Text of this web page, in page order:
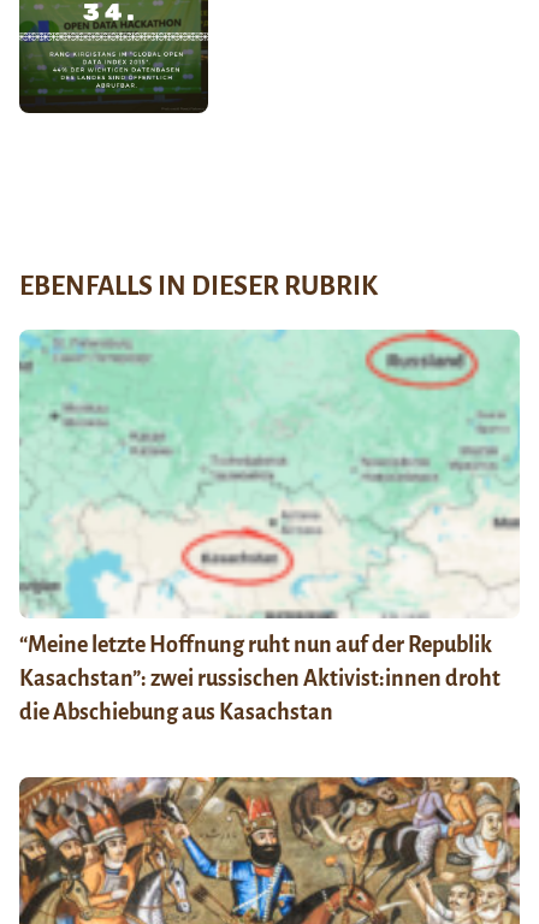
EBENFALLS IN DIESER RUBRIK
“Meine letzte Hoffnung ruht nun auf der Republik
Kasachstan”: zwei russischen Aktivist:innen droht
die Abschiebung aus Kasachstan